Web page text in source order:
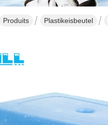
Produits Plastikeisbeutel